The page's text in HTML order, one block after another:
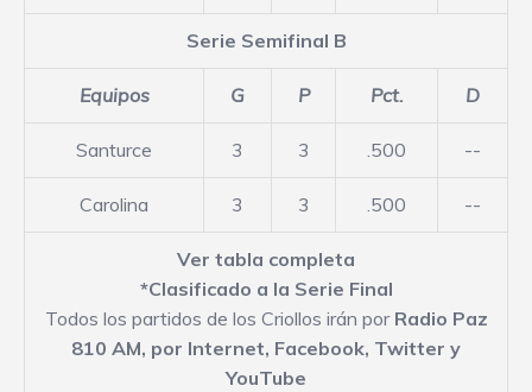
Serie Semifinal B
Equipos G P Pct. D
Santurce 3 3 .500 --
Carolina 3 3 .500 --
Ver tabla completa
*Clasificado a la Serie Final
Todos los partidos de los Criollos irán por Radio Paz
810 AM, por Internet, Facebook, Twitter y
YouTube